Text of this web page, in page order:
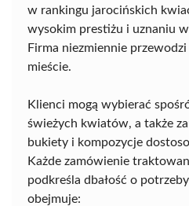
w rankingu jarocińskich
wysokim prestiżu i uznaniu
Firma niezmiennie
mieście.
Klienci mogą wybierać
świeżych kwiatów, a także
bukiety i kompozycje
Każde zamówienie
podkreśla dbałość o
obejmuje: